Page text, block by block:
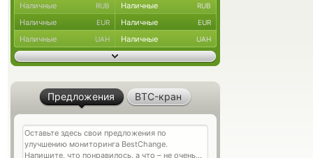
Наличные RUB Наличные RUB
Наличные EUR Наличные EUR
Наличные UAH Наличные UAH
Предложения BTC-кран